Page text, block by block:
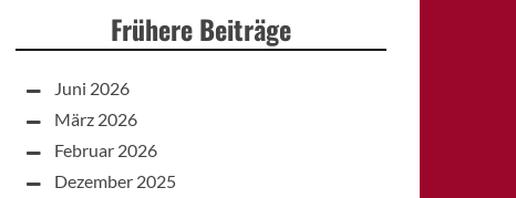
Frühere Beiträge
Juni 2026
März 2026
Februar 2026
Dezember 2025